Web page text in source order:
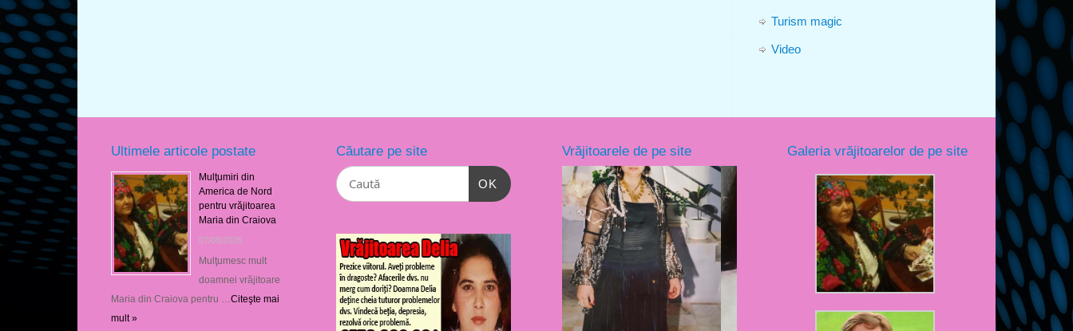
Turism magic
Video
Ultimele articole postate
Mulţumiri din
America de Nord
pentru vrăjitoarea
Maria din Craiova
07/08/2026
Mulţumesc mult
doamnei vrăjitoare
Maria din Craiova pentru … Citeşte mai
mult »
Căutare pe site
OK
Vrăjitoarele de pe site Galeria vrăjitoarelor de pe site